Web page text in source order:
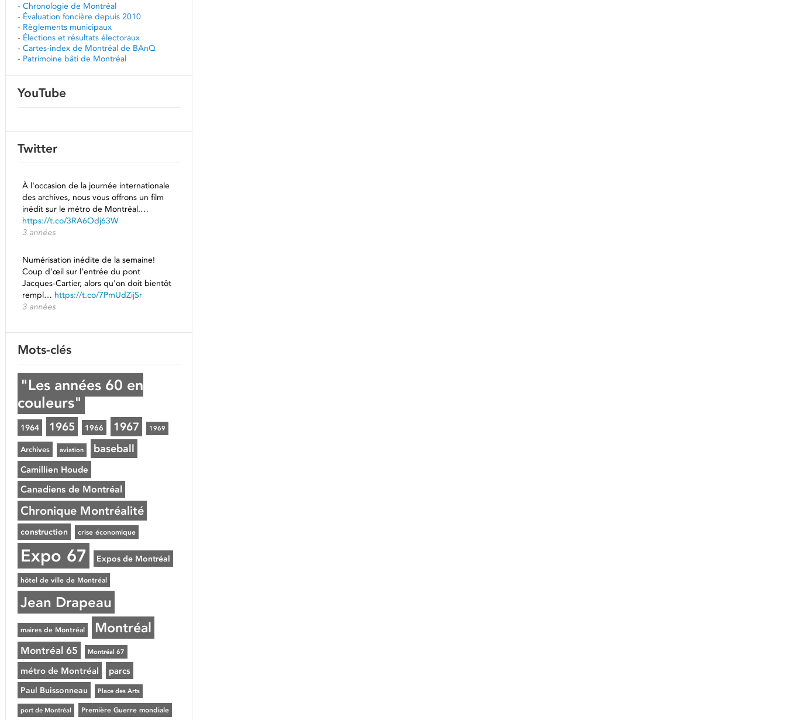
- Chronologie de Montréal
- Évaluation foncière depuis 2010
- Règlements municipaux
- Élections et résultats électoraux
- Cartes-index de Montréal de BAnQ
- Patrimoine bâti de Montréal
YouTube
Twitter
À l'occasion de la journée internationale
des archives, nous vous offrons un film
inédit sur le métro de Montréal.…
https://t.co/3RA6Odj63W
3 années
Numérisation inédite de la semaine!
Coup d’œil sur l’entrée du pont
Jacques-Cartier, alors qu'on doit bientôt
rempl… https://t.co/7PmUdZijSr
3 années
Mots-clés
"Les années 60 en
couleurs"
1964 1965 1966 1967 1969
Archives aviation baseball
Camillien Houde
Canadiens de Montréal
Chronique Montréalité
construction crise économique
Expo 67 Expos de Montréal
hôtel de ville de Montréal
Jean Drapeau
maires de Montréal Montréal
Montréal 65 Montréal 67
métro de Montréal parcs
Paul Buissonneau Place des Arts
port de Montréal Première Guerre mondiale